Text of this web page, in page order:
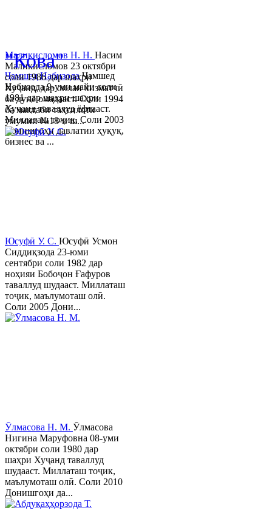
Ҷамшед НабизодаҶамшед
Набизода 9-уми майи соли
1981 дар шаҳри шаҳри
Хуҷанд таваллуд ёфтааст.
Миллаташ тоҷик. Соли 2003
Донишгоҳи давлатии ҳуқуқ,
бизнес ва ...
Маликисломов Н. Н. Насим
Маликисломов 23 октябри
соли 1986 дар шаҳри
Хуҷанд, дар оилаи хизматчӣ
ба дунё омадааст. Соли 1994
ба мактаби таҳсилоти
умумии №18-и ш...
Юсуфӣ У. C. Юсуфӣ Усмон
Сиддиқзода 23-юми
сентябри соли 1982 дар
ноҳияи Бобоҷон Ғафуров
таваллуд шудааст. Миллаташ
тоҷик, маълумоташ олӣ.
Соли 2005 Дони...
Ӯлмасова Н. М. Ӯлмасова
Нигина Маруфовна 08-уми
октябри соли 1980 дар
шаҳри Хуҷанд таваллуд
шудааст. Миллаташ тоҷик,
маълумоташ олӣ. Соли 2010
Донишгоҳи да...
"Кова"